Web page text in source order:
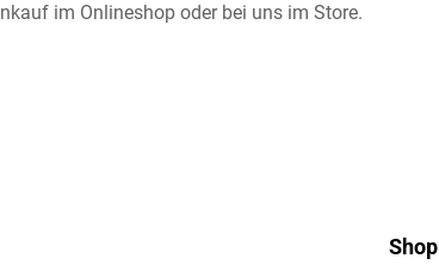
im Onlineshop oder bei uns im Store.